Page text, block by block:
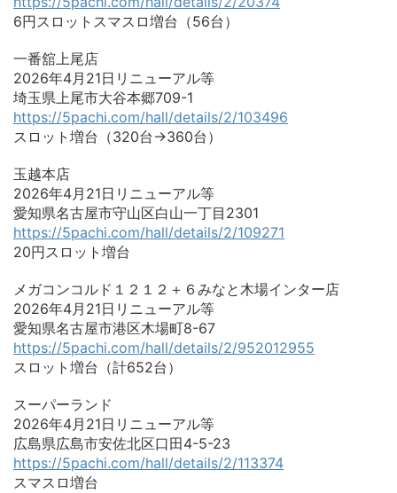
6円スロットスマスロ増台（56台）
一番舘上尾店
2026年4月21日リニューアル等
埼玉県上尾市大谷本郷709-1
https://5pachi.com/hall/details/2/103496
スロット増台（320台→360台）
玉越本店
2026年4月21日リニューアル等
愛知県名古屋市守山区白山一丁目2301
https://5pachi.com/hall/details/2/109271
20円スロット増台
メガコンコルド１２１２＋６みなと木場インター店
2026年4月21日リニューアル等
愛知県名古屋市港区木場町8-67
https://5pachi.com/hall/details/2/952012955
スロット増台（計652台）
スーパーランド
2026年4月21日リニューアル等
広島県広島市安佐北区口田4-5-23
https://5pachi.com/hall/details/2/113374
スマスロ増台